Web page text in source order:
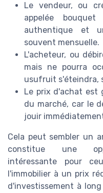
Le vendeur, ou
appelée
authentique et
souvent mensuelle.
L'acheteur, ou
mais ne pourra
usufruit s'éteindra,
Le prix d'achat est
du marché, car le
jouir
Cela peut sembler un
constitue une
intéressante pour
l'immobilier à un prix
d'investissement à